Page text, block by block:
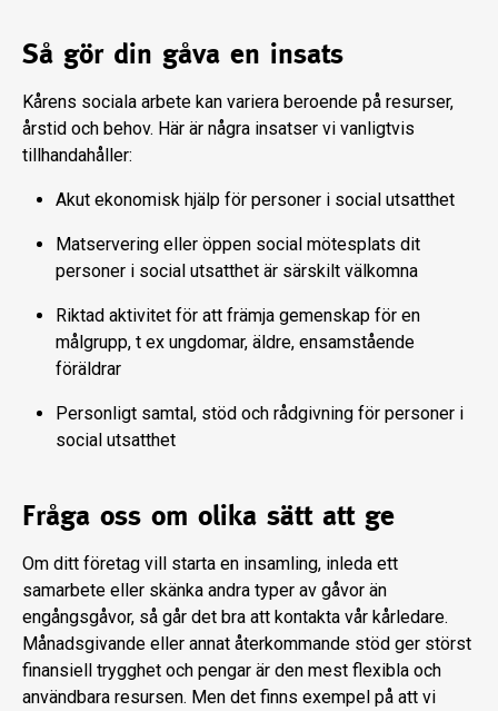
Så gör din gåva en insats
Kårens sociala arbete kan variera beroende på resurser,
årstid och behov. Här är några insatser vi vanligtvis
tillhandahåller:
Akut ekonomisk hjälp för personer i social utsatthet
Matservering eller öppen social mötesplats dit
personer i social utsatthet är särskilt välkomna
Riktad aktivitet för att främja gemenskap för en
målgrupp, t ex ungdomar, äldre, ensamstående
föräldrar
Personligt samtal, stöd och rådgivning för personer i
social utsatthet
Fråga oss om olika sätt att ge
Om ditt företag vill starta en insamling, inleda ett
samarbete eller skänka andra typer av gåvor än
engångsgåvor, så går det bra att kontakta vår kårledare.
Månadsgivande eller annat återkommande stöd ger störst
finansiell trygghet och pengar är den mest flexibla och
användbara resursen. Men det finns exempel på att vi